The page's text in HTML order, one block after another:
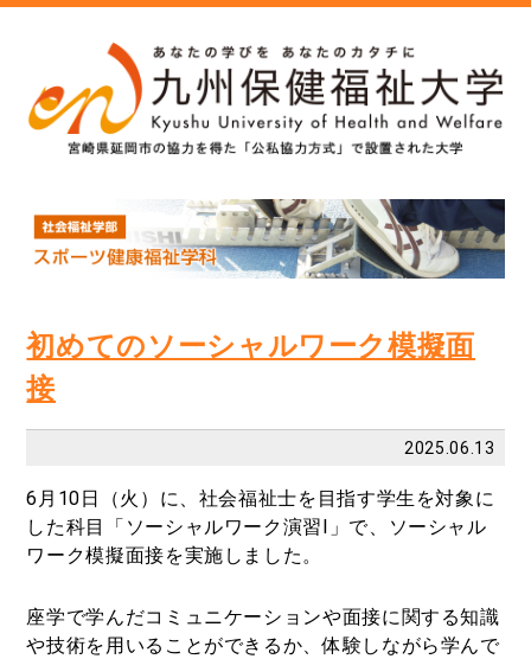
初めてのソーシャルワーク模擬面
接
2025.06.13
6 月 10日（火）に、社会福祉士を目指す学生を対象に
した科目「ソーシャルワーク演習Ⅰ」で、ソーシャル
ワーク模擬面接を実施しました。
座学で学んだコミュニケーションや面接に関する知識
や技術を用いることができるか、体験しながら学んで